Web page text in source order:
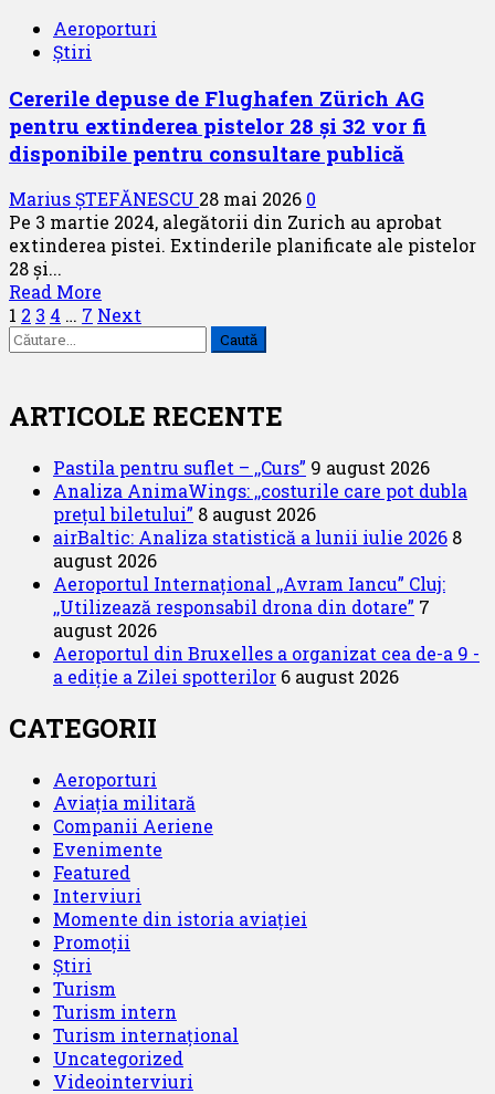
Interne
semnat
un
contract
pentru
11
elicoptere
Airbus
Aeroporturi
Știri
Cererile depuse de Flughafen Zürich AG
pentru extinderea pistelor 28 și 32 vor fi
disponibile pentru consultare publică
Marius ȘTEFĂNESCU 28 mai 2026 0
Pe 3 martie 2024, alegătorii din Zurich au aprobat
extinderea pistei. Extinderile planificate ale pistelor
28 și...
Read More
more
Cererile
de
Flughafen
AG
pentru
extinderea
pistelor
28
și
32
vor
fi
disponibile
consultare
Paginație
articole
1 2 3 4 … 7 Next
Caută
după:
ARTICOLE RECENTE
Pastila pentru suflet – ,,Curs” 9 august 2026
Analiza AnimaWings: ,,costurile care pot dubla
prețul biletului” 8 august 2026
airBaltic: Analiza statistică a lunii iulie 2026 8
august 2026
Aeroportul Internațional ,,Avram Iancu” Cluj:
,,Utilizează responsabil drona din dotare” 7
august 2026
Aeroportul din Bruxelles a organizat cea de-a 9 -
a ediție a Zilei spotterilor 6 august 2026
CATEGORII
Aeroporturi
Aviația militară
Companii Aeriene
Evenimente
Featured
Interviuri
Momente din istoria aviației
Promoții
Știri
Turism
Turism intern
Turism internațional
Uncategorized
Videointerviuri